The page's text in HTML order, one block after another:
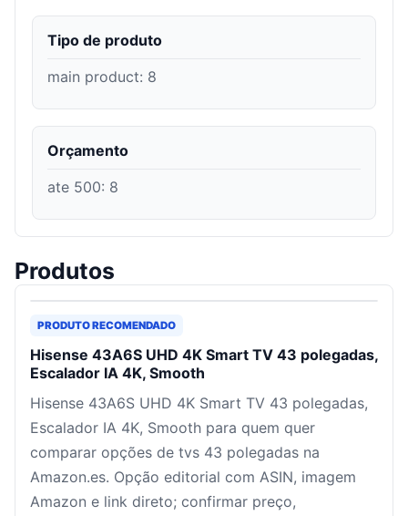
Tipo de produto
main product: 8
Orçamento
ate 500: 8
Produtos
PRODUTO RECOMENDADO
Hisense 43A6S UHD 4K Smart TV 43 polegadas,
Escalador IA 4K, Smooth
Hisense 43A6S UHD 4K Smart TV 43 polegadas,
Escalador IA 4K, Smooth para quem quer
comparar opções de tvs 43 polegadas na
Amazon.es. Opção editorial com ASIN, imagem
Amazon e link direto; confirmar preço,